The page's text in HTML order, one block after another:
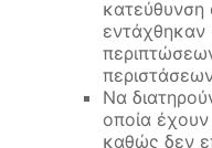
Να
οποία
καθώς δεν